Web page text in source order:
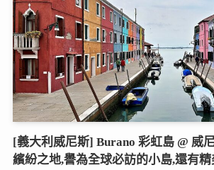
[義大利威尼斯] Burano 彩虹島 @ 威
繽紛之地,譽為全球必訪的小島,還有